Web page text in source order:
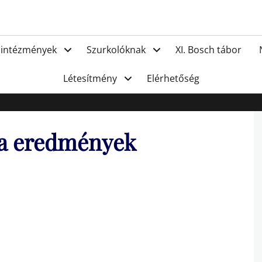
FC
Szurkolóknak XI. Bosch tábor
Létesítmény Elérhetőség
eredmények